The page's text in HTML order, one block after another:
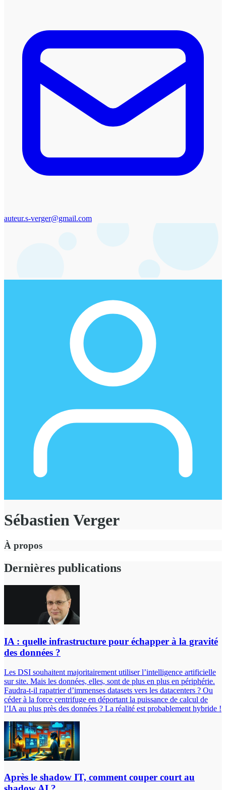
auteur.s-verger@gmail.com
Sébastien Verger
À propos
Dernières publications
IA : quelle infrastructure pour échapper à la gravité
des données ?
Les DSI souhaitent majoritairement utiliser l’intelligence artificielle
sur site. Mais les données, elles, sont de plus en plus en périphérie.
Faudra-t-il rapatrier d’immenses datasets vers les datacenters ? Ou
céder à la force centrifuge en déportant la puissance de calcul de
l’IA au plus près des données ? La réalité est probablement hybride !
Après le shadow IT, comment couper court au